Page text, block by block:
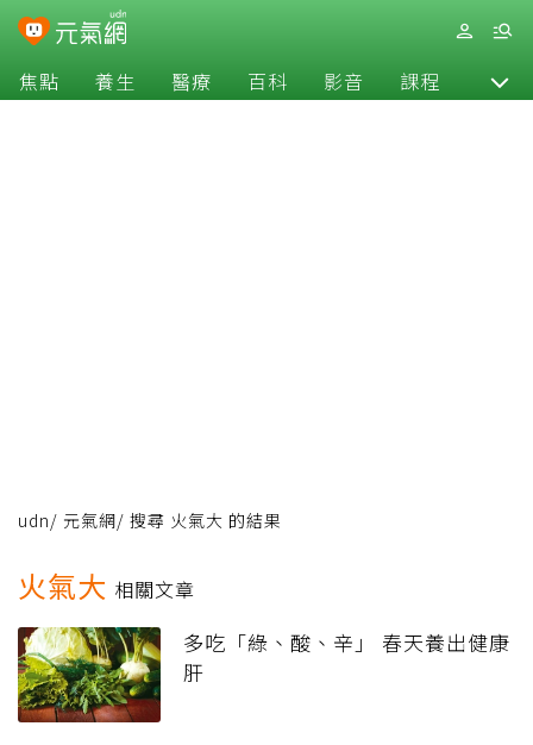
焦點 養生 醫療 百科 影音 課程 退休
udn/ 元氣網/ 搜尋 火氣大 的結果
火氣大 相關文章
多吃「綠、酸、辛」 春天養出健康
肝